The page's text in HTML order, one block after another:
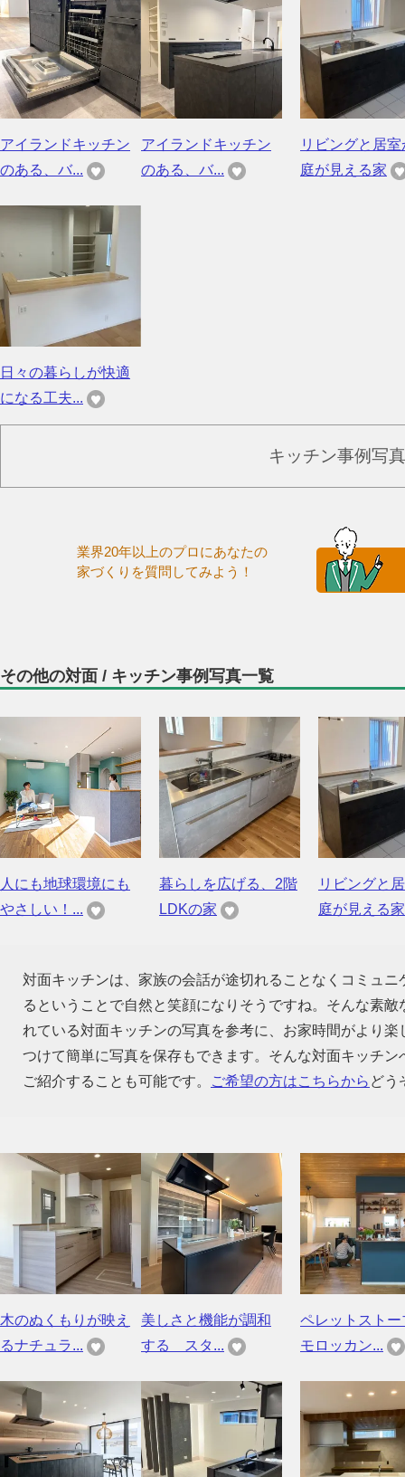
アイランドキッチン
のある、バ...
アイランドキッチン
のある、バ...
リビングと居室
庭が見える家
日々の暮らしが快適
になる工夫...
キッチン事例写
業界20年以上のプロにあなたの
家づくりを質問してみよう！
その他の対面 / キッチン事例写真一覧
人にも地球環境にも
やさしい！...
暮らしを広げる、2階
LDKの家
リビングと
庭が見える家
対面キッチンは、家族の会話が途切れることなくコミュ
るということで自然と笑顔になりそうですね。そんな素
れている対面キッチンの写真を参考に、お家時間がより
つけて簡単に写真を保存もできます。そんな対面キッチ
ご紹介することも可能です。
ご希望の方はこちらから どう
木のぬくもりが映え
るナチュラ...
美しさと機能が調和
する スタ...
ペレットストー
モロッカン...